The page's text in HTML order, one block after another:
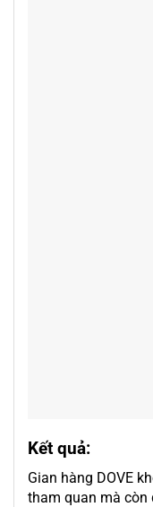
Kết quả:
Gian hàng DOVE
tham quan mà còn